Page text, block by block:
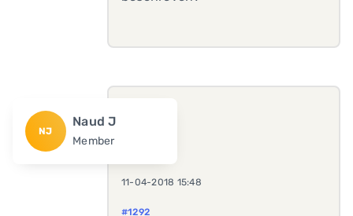
NJ
Naud J
Member
11-04-2018 15:48
#1292